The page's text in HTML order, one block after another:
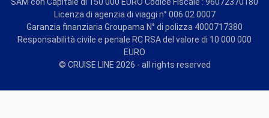
SAM con Capitale di 150 000 EURO Codice Fiscale : 96072370180
Licenza di agenzia di viaggi n° 006 02 0007
Garanzia finanziaria Groupama N° di polizza 4000717380
Responsabilità civile e penale RC RSA del valore di 10 000 000
EURO
© CRUISE LINE 2026 - all rights reserved